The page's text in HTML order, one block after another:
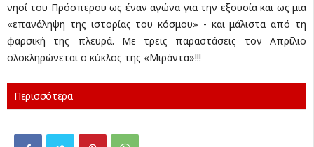
νησί του Πρόσπερου ως έναν αγώνα για την εξουσία και ως μια
«επανάληψη της ιστορίας του κόσμου» - και μάλιστα από τη
φαρσική της πλευρά. Με τρεις παραστάσεις τον Απρίλιο
ολοκληρώνεται ο κύκλος της «Μιράντα»!!!
Περισσότερα